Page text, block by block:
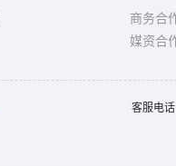
商务合
媒资合
客服电